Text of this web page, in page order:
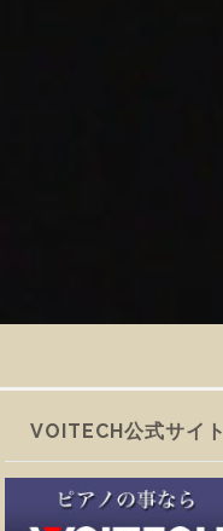
VOITECH公式サイト